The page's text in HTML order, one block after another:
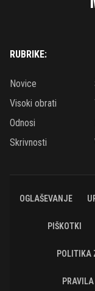
RUBRIKE:
Novice
Visoki obrati
Odnosi
Skrivnosti
OGLAŠEVANJE
PIŠKOTKI
POLITIKA